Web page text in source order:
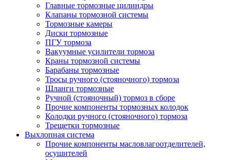
Главные тормозные цилиндры
Клапаны тормозной системы
Тормозные камеры
Диски тормозные
ПГУ тормоза
Вакуумные усилители тормоза
Краны тормозной системы
Барабаны тормозные
Тросы ручного (стояночного) тормоза
Шланги тормозные
Ручной (стояночный) тормоз в сборе
Прочие компоненты тормозных колодок
Колодки ручного (стояночного) тормоза
Трещетки тормозные
Выхлопная система
Прочие компоненты масловлагоотделителей,
осушителей